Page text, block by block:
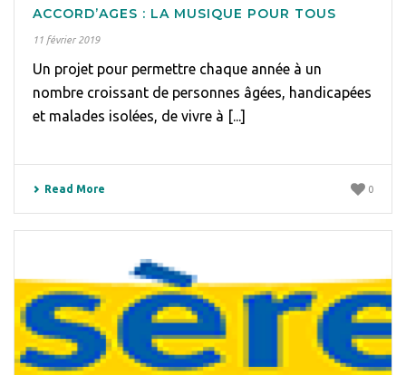
ACCORD’AGES : LA MUSIQUE POUR TOUS
11 février 2019
Un projet pour permettre chaque année à un
nombre croissant de personnes âgées, handicapées
et malades isolées, de vivre à [...]
Read More 0